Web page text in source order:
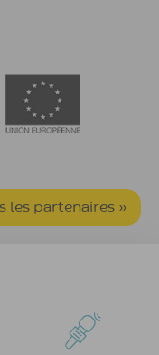
les partenaires »